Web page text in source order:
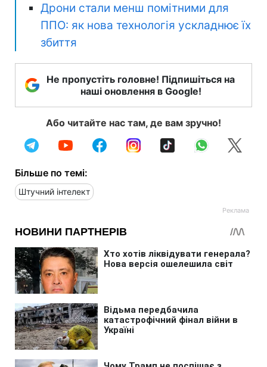
Дрони стали менш помітними для
ППО: як нова технологія ускладнює їх
збиття
Не пропустіть головне! Підпишіться на
наші оновлення в Google!
Або читайте нас там, де вам зручно!
Більше по темі:
Штучний інтелект